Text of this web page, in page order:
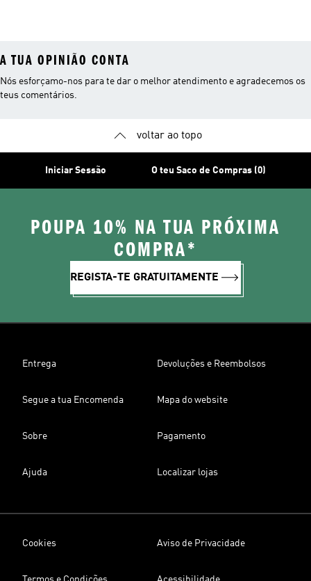
A TUA OPINIÃO CONTA
Nós esforçamo-nos para te dar o melhor atendimento e agradecemos os
teus comentários.
voltar ao topo
Iniciar Sessão O teu Saco de Compras (0)
POUPA 10% NA TUA PRÓXIMA
COMPRA*
REGISTA-TE GRATUITAMENTE
Entrega Devoluções e Reembolsos
Segue a tua Encomenda Mapa do website
Sobre Pagamento
Ajuda Localizar lojas
Cookies Aviso de Privacidade